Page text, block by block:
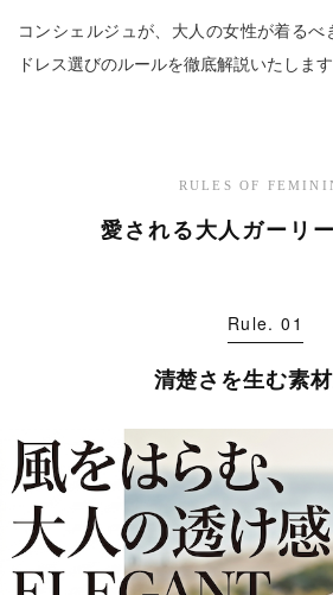
コンシェルジュが、大人の女性が着る
ドレス選びのルールを徹底解説いたします
RULES OF
愛される大人ガーリ
Rule. 01
清楚さを生む素